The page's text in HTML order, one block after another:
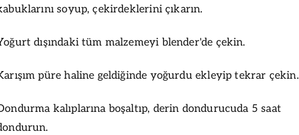
soyup, çekirdeklerini çıkarın.
dışındaki tüm malzemeyi blender'de çekin.
püre haline geldiğinde yoğurdu ekleyip tekrar çekin.
kalıplarına boşaltıp, derin dondurucuda 5 saat